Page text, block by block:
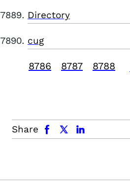
Directory
cug
8786 8787 8788
Share
facebook x.com linkedin